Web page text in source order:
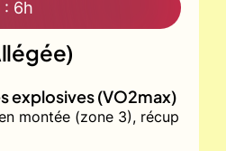
6h
explosives (VO2max)
montée (zone 3), récup